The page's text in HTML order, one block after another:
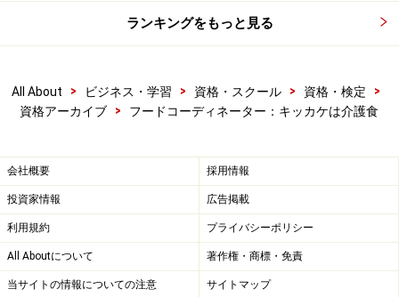
ランキングをもっと見る
All About > ビジネス・学習 > 資格・スクール > 資格・検定
>
資格アーカイブ
> フードコーディネーター：キッカケは介護食
会社概要 採用情報
投資家情報 広告掲載
利用規約 プライバシーポリシー
All Aboutについて 著作権・商標・免責
当サイトの情報についての注意 サイトマップ